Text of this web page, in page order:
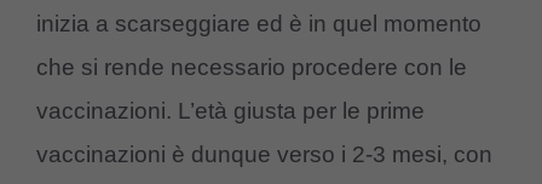
inizia a scarseggiare ed è in quel momento
che si rende necessario procedere con le
vaccinazioni. L’età giusta per le prime
vaccinazioni è dunque verso i 2-3 mesi, con